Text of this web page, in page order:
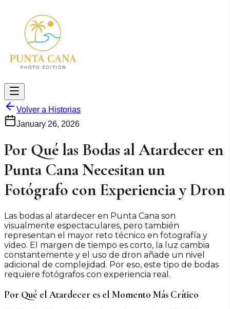
Volver a Historias
January 26, 2026
Por Qué las Bodas al Atardecer en
Punta Cana Necesitan un
Fotógrafo con Experiencia y Dron
Las bodas al atardecer en Punta Cana son
visualmente espectaculares, pero también
representan el mayor reto técnico en fotografía y
video. El margen de tiempo es corto, la luz cambia
constantemente y el uso de dron añade un nivel
adicional de complejidad. Por eso, este tipo de bodas
requiere fotógrafos con experiencia real.
Por Qué el Atardecer es el Momento Más Crítico